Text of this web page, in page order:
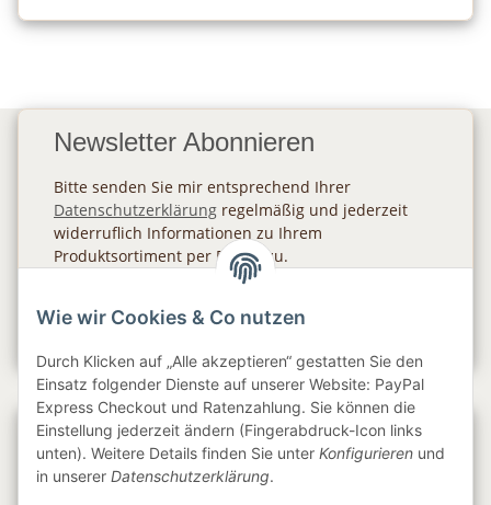
Newsletter Abonnieren
Bitte senden Sie mir entsprechend Ihrer
Datenschutzerklärung regelmäßig und jederzeit
widerruflich Informationen zu Ihrem
Produktsortiment per E-Mail zu.
Gesetzliche Informationen
Wie wir Cookies & Co nutzen
Durch Klicken auf „Alle akzeptieren“ gestatten Sie den
Einsatz folgender Dienste auf unserer Website: PayPal
Express Checkout und Ratenzahlung. Sie können die
Einstellung jederzeit ändern (Fingerabdruck-Icon links
unten). Weitere Details finden Sie unter Konfigurieren und
in unserer Datenschutzerklärung.